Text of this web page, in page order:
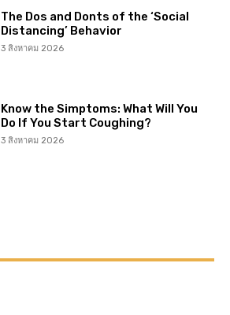
The Dos and Donts of the ‘Social
Distancing’ Behavior
3 สิงหาคม 2026
Know the Simptoms: What Will You
Do If You Start Coughing?
3 สิงหาคม 2026